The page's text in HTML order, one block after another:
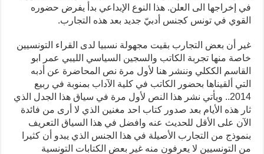
في إخراجها الى العلن. هذا النوع الإبداعي بدأ يفرض حضوره
القوي في تونس كجنس أدبيّ جديد بعد هذه التجارب.
غير أن بعض التجارب بقيت مجهولة نسبيا لدى القراء التونسيين
خاصة منها تجربة الكاتب والسجين السياسي الليبي عمر ابو
القاسم الككلي وننشر هنا لأول مرة نص المحاضرة عن أدبه
التي ألقيناها بحضور الكاتب في كلية الآداب بمنوبة في ربيع
2014.. ويأتي نشر هذا النص لأول مرة في سياق هذا الجدل الذي
ثار هذه الأيام بعد صدور كتاب احد مغنين الذي لا أرى من فائدة
الآن على الأقل للحديث عنه وافضل في هذا السياق التعريف
بنموذج من التجارب الأصيلة في هذا الجنس الذي يبدو أن كثيرا
من التونسيين لا يعرفون منه غير بعض الكتابات التونسية